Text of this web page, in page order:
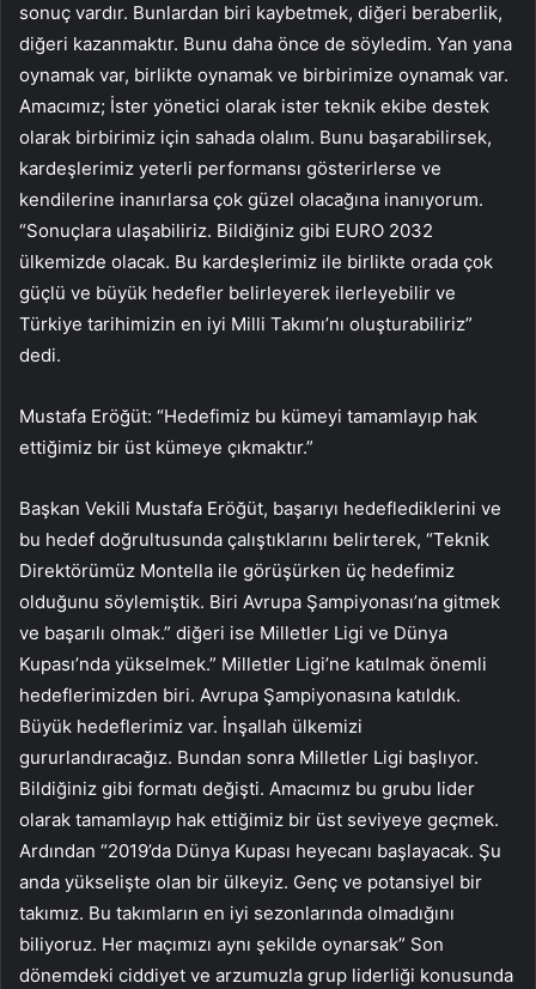
sonuç vardır. Bunlardan biri kaybetmek, diğeri beraberlik,
diğeri kazanmaktır. Bunu daha önce de söyledim. Yan yana
oynamak var, birlikte oynamak ve birbirimize oynamak var.
Amacımız; İster yönetici olarak ister teknik ekibe destek
olarak birbirimiz için sahada olalım. Bunu başarabilirsek,
kardeşlerimiz yeterli performansı gösterirlerse ve
kendilerine inanırlarsa çok güzel olacağına inanıyorum.
“Sonuçlara ulaşabiliriz. Bildiğiniz gibi EURO 2032
ülkemizde olacak. Bu kardeşlerimiz ile birlikte orada çok
güçlü ve büyük hedefler belirleyerek ilerleyebilir ve
Türkiye tarihimizin en iyi Milli Takımı’nı oluşturabiliriz”
dedi.
Mustafa Eröğüt: “Hedefimiz bu kümeyi tamamlayıp hak
ettiğimiz bir üst kümeye çıkmaktır.”
Başkan Vekili Mustafa Eröğüt, başarıyı hedeflediklerini ve
bu hedef doğrultusunda çalıştıklarını belirterek, “Teknik
Direktörümüz Montella ile görüşürken üç hedefimiz
olduğunu söylemiştik. Biri Avrupa Şampiyonası’na gitmek
ve başarılı olmak.” diğeri ise Milletler Ligi ve Dünya
Kupası’nda yükselmek.” Milletler Ligi’ne katılmak önemli
hedeflerimizden biri. Avrupa Şampiyonasına katıldık.
Büyük hedeflerimiz var. İnşallah ülkemizi
gururlandıracağız. Bundan sonra Milletler Ligi başlıyor.
Bildiğiniz gibi formatı değişti. Amacımız bu grubu lider
olarak tamamlayıp hak ettiğimiz bir üst seviyeye geçmek.
Ardından “2019’da Dünya Kupası heyecanı başlayacak. Şu
anda yükselişte olan bir ülkeyiz. Genç ve potansiyel bir
takımız. Bu takımların en iyi sezonlarında olmadığını
biliyoruz. Her maçımızı aynı şekilde oynarsak” Son
dönemdeki ciddiyet ve arzumuzla grup liderliği konusunda